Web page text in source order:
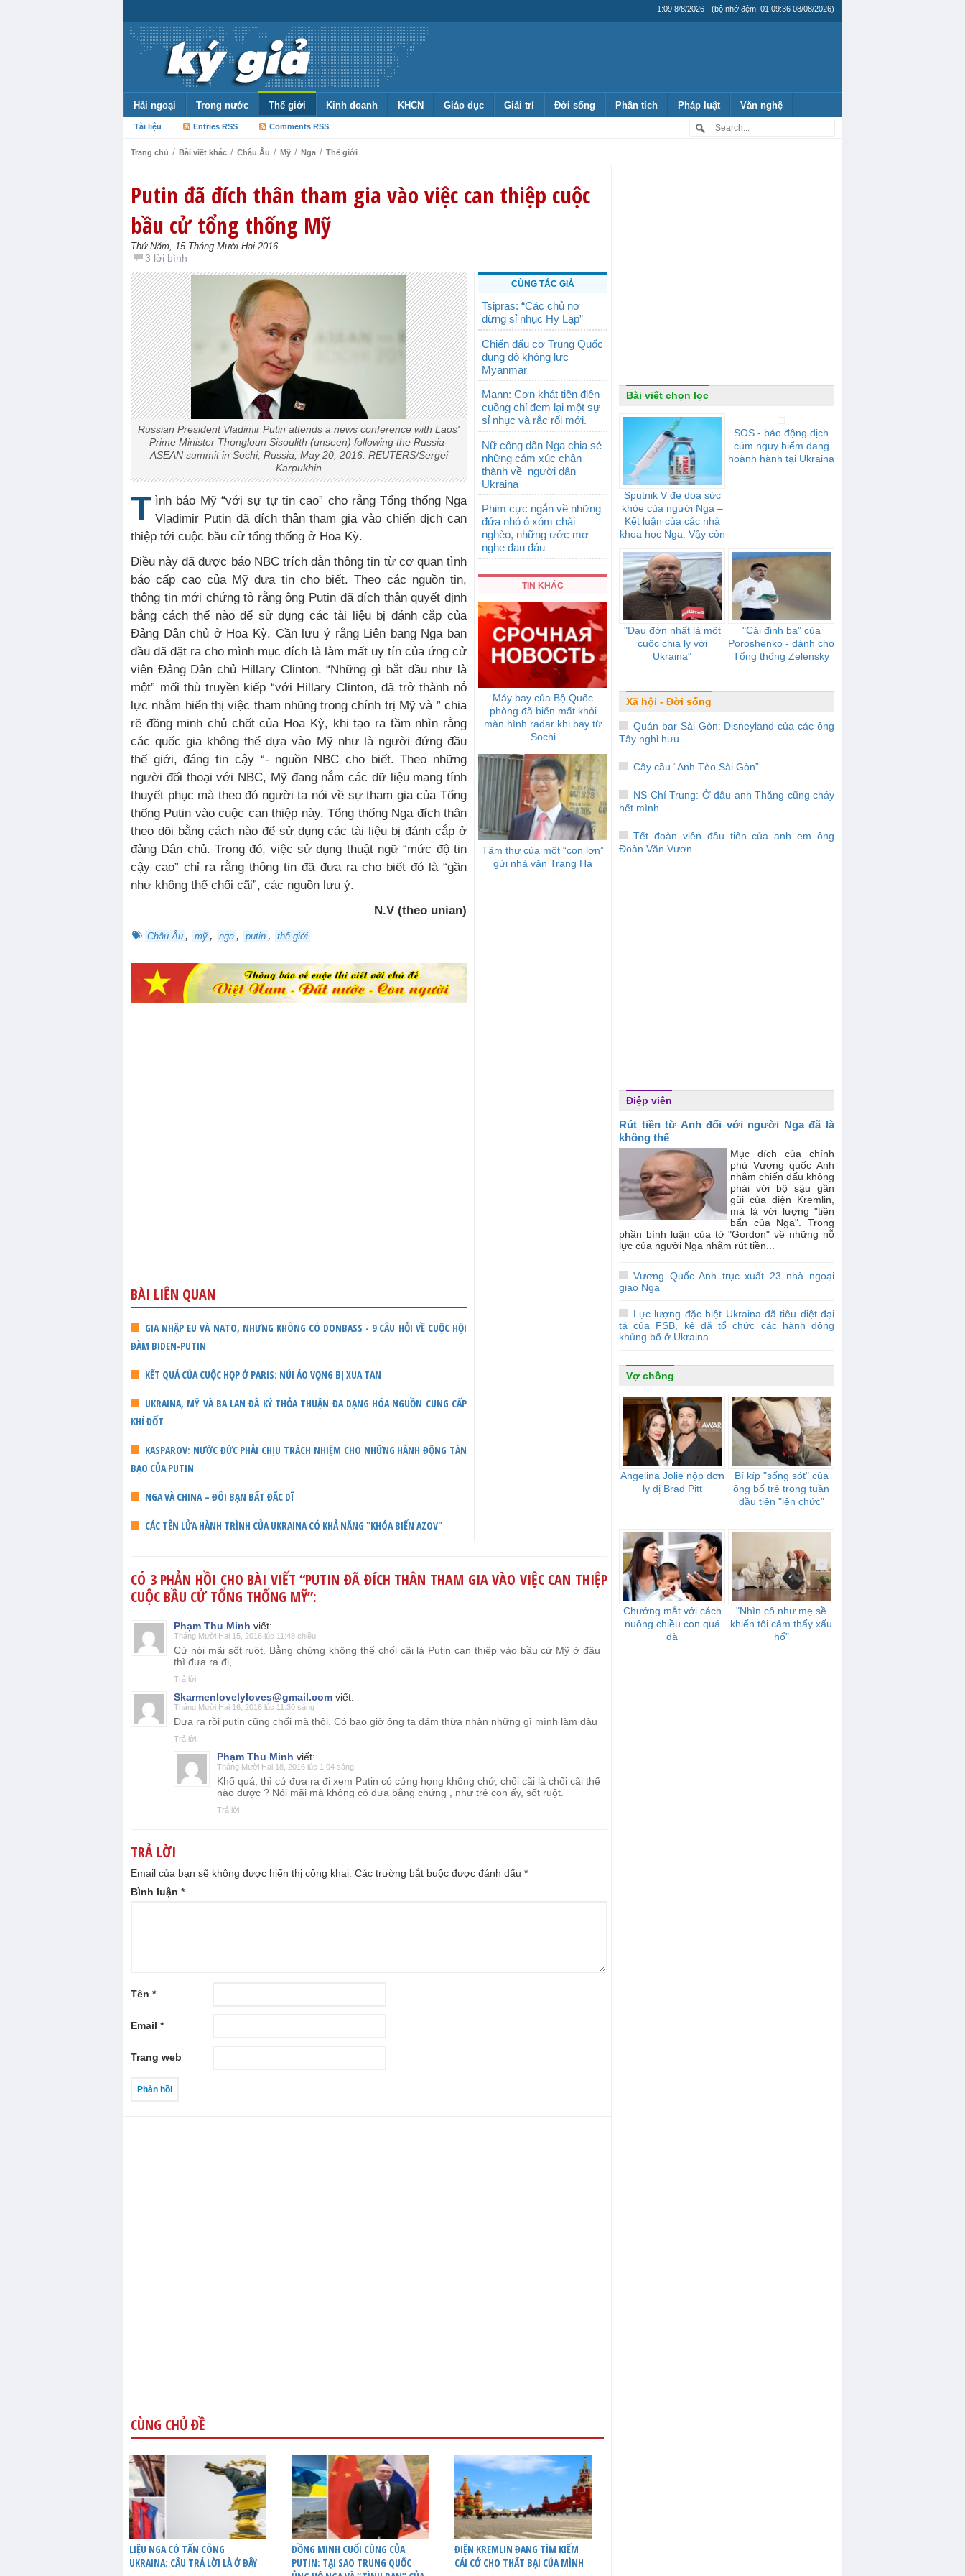
1:09 8/8/2026 - (bộ nhớ đệm: 01:09:36 08/08/2026)
Hải ngoại Trong nước Thế giới Kinh doanh KHCN Giáo dục Giải trí Đời sống Phân tích Pháp luật Văn nghệ
Tài liệu Entries RSS Comments RSS
Trang chủ / Bài viết khác / Châu Âu / Mỹ / Nga / Thế giới
Putin đã đích thân tham gia vào việc can thiệp cuộc
bầu cử tổng thống Mỹ
Thứ Năm, 15 Tháng Mười Hai 2016
3 lời bình
Russian President Vladimir Putin attends a news conference with Laos'
Prime Minister Thongloun Sisoulith (unseen) following the Russia-
ASEAN summit in Sochi, Russia, May 20, 2016. REUTERS/Sergei
Karpukhin
T ình báo Mỹ “với sự tự tin cao” cho rằng Tổng thống Nga
Vladimir Putin đã đích thân tham gia vào chiến dịch can
thiệp tới cuộc bầu cử tổng thống ở Hoa Kỳ.
Điều này đã được báo NBC trích dẫn thông tin từ cơ quan tình
báo cấp cao của Mỹ đưa tin cho biết. Theo các nguồn tin,
thông tin mới chứng tỏ rằng ông Putin đã đích thân quyết định
bằng cách thế nào để sử dụng các tài liệu bị đánh cắp của
Đảng Dân chủ ở Hoa Kỳ. Cần lưu ý rằng Liên bang Nga ban
đầu đã đặt ra cho mình mục đích là làm mất uy tín của ứng cử
viên Đảng Dân chủ Hillary Clinton. “Những gì bắt đầu như là
một” mối thù truyền kiếp “với Hillary Clinton, đã trở thành nỗ
lực nhằm hiển thị việc tham nhũng trong chính trị Mỹ và ” chia
rẽ đồng minh chủ chốt của Hoa Kỳ, khi tạo ra tầm nhìn rằng
các quốc gia không thể dựa vào Mỹ như là người đứng đầu
thế giới, đáng tin cậy “- nguồn NBC cho biết. Theo những
người đối thoại với NBC, Mỹ đang nắm các dữ liệu mang tính
thuyết phục mà theo đó người ta nói về sự tham gia của Tổng
thống Putin vào cuộc can thiệp này. Tổng thống Nga đích thân
theo dõi bằng cách nào để sử dụng các tài liệu bị đánh cắp ở
đảng Dân chủ. Trong đó, việc sử dụng thuật ngữ “mức độ tin
cậy cao” chỉ ra rằng thông tin đã đưa ra cho biết đó là “gần
như không thể chối cãi”, các nguồn lưu ý.
N.V (theo unian)
Châu Âu , mỹ , nga , putin , thế giới
BÀI LIÊN QUAN
GIA NHẬP EU VÀ NATO, NHƯNG KHÔNG CÓ DONBASS - 9 CÂU HỎI VỀ CUỘC HỘI
ĐÀM BIDEN-PUTIN
KẾT QUẢ CỦA CUỘC HỌP Ở PARIS: NÚI ẢO VỌNG BỊ XUA TAN
UKRAINA, MỸ VÀ BA LAN ĐÃ KÝ THỎA THUẬN ĐA DẠNG HÓA NGUỒN CUNG CẤP
KHÍ ĐỐT
KASPAROV: NƯỚC ĐỨC PHẢI CHỊU TRÁCH NHIỆM CHO NHỮNG HÀNH ĐỘNG TÀN
BẠO CỦA PUTIN
NGA VÀ CHINA – ĐÔI BẠN BẤT ĐẮC DĨ
CÁC TÊN LỬA HÀNH TRÌNH CỦA UKRAINA CÓ KHẢ NĂNG "KHÓA BIỂN AZOV"
CÙNG TÁC GIẢ
Tsipras: “Các chủ nợ
đừng sỉ nhục Hy Lạp”
Chiến đấu cơ Trung Quốc
đụng độ không lực
Myanmar
Mann: Cơn khát tiền điên
cuồng chỉ đem lại một sự
sỉ nhục và rắc rối mới.
Nữ công dân Nga chia sẻ
những cảm xúc chân
thành về người dân
Ukraina
Phim cực ngắn về những
đứa nhỏ ỏ xóm chài
nghèo, những ước mơ
nghe đau đáu
TIN KHÁC
Máy bay của Bộ Quốc
phòng đã biến mất khỏi
màn hình radar khi bay từ
Sochi
Tâm thư của một “con lợn”
gửi nhà văn Trang Hạ
CÓ 3 PHẢN HỒI CHO BÀI VIẾT “PUTIN ĐÃ ĐÍCH THÂN THAM GIA VÀO VIỆC CAN THIỆP
CUỘC BẦU CỬ TỔNG THỐNG MỸ”:
Phạm Thu Minh viết:
Tháng Mười Hai 15, 2016 lúc 11:48 chiều
Cứ nói mãi sốt ruột. Bằng chứng không thể chối cãi là Putin can thiệp vào bầu cử Mỹ ở đâu
thì đưa ra đi,
Trả lời
Skarmenlovelyloves@gmail.com viết:
Tháng Mười Hai 16, 2016 lúc 11:30 sáng
Đưa ra rồi putin cũng chối mà thôi. Có bao giờ ông ta dám thừa nhận những gì mình làm đâu
Trả lời
Phạm Thu Minh viết:
Tháng Mười Hai 18, 2016 lúc 1:04 sáng
Khổ quá, thì cứ đưa ra đi xem Putin có cứng họng không chứ, chối cãi là chối cãi thế
nào được ? Nói mãi mà không có đưa bằng chứng , như trẻ con ấy, sốt ruột.
Trả lời
TRẢ LỜI
Email của bạn sẽ không được hiển thị công khai. Các trường bắt buộc được đánh dấu *
Bình luận *
Tên *
Email *
Trang web
CÙNG CHỦ ĐỀ
LIỆU NGA CÓ TẤN CÔNG
UKRAINA: CÂU TRẢ LỜI LÀ Ở ĐÂY
ĐỒNG MINH CUỐI CÙNG CỦA
PUTIN: TẠI SAO TRUNG QUỐC
ĐIỆN KREMLIN ĐANG TÌM KIẾM
CÁI CỚ CHO THẤT BẠI CỦA MÌNH
Bài viết chọn lọc
Sputnik V đe dọa sức
khỏe của người Nga –
Kết luận của các nhà
khoa học Nga. Vậy còn
thì sao?
SOS - báo động dịch
cúm nguy hiểm đang
hoành hành tại Ukraina
"Đau đớn nhất là một
cuộc chia ly với
Ukraina"
"Cái đinh ba" của
Poroshenko - dành cho
Tổng thống Zelensky
Xã hội - Đời sống
Quán bar Sài Gòn: Disneyland của các ông
Tây nghỉ hưu
Cây cầu “Anh Tèo Sài Gòn”...
NS Chí Trung: Ở đâu anh Thăng cũng cháy
hết mình
Tết đoàn viên đầu tiên của anh em ông
Đoàn Văn Vươn
Điệp viên
Rút tiền từ Anh đối với người Nga đã là
không thể
Mục đích của chính
phủ Vương quốc Anh
nhằm chiến đấu không
phải với bộ sậu gần
gũi của điện Kremlin,
mà là với lượng "tiền
bẩn của Nga". Trong
phần bình luận của tờ "Gordon" về những nỗ
lực của người Nga nhằm rút tiền...
Vương Quốc Anh trục xuất 23 nhà ngoại
giao Nga
Lực lượng đặc biệt Ukraina đã tiêu diệt đại
tá của FSB, kẻ đã tổ chức các hành động
khủng bố ở Ukraina
Vợ chồng
Angelina Jolie nộp đơn
ly dị Brad Pitt
Bí kíp "sống sót" của
ông bố trẻ trong tuần
đầu tiên "lên chức"
Chướng mắt với cách
nuông chiều con quá
đà
"Nhìn cô như mẹ sề
khiến tôi cảm thấy xấu
hổ"